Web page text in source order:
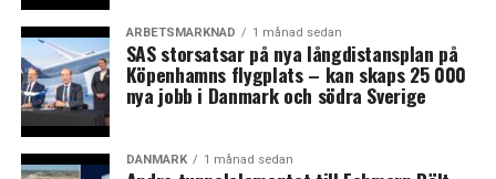
ARBETSMARKNAD 1 månad sedan
SAS storsatsar på nya långdistansplan på
Köpenhamns flygplats – kan skaps 25 000
nya jobb i Danmark och södra Sverige
DANMARK 1 månad sedan